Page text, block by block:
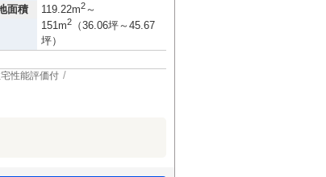
面積 119.22m2～
151m2
（36.06坪～45.67
坪）
性能評価付